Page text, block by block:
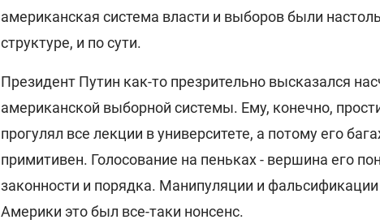
американская система власти и выборов были
структуре, и по сути.
Президент Путин как-то презрительно высказался
американской выборной системы. Ему, конечно,
прогулял все лекции в университете, а потому его
примитивен. Голосование на пеньках - вершина его
законности и порядка. Манипуляции и
Америки это был все-таки нонсенс.